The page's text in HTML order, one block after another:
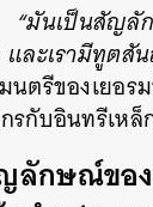
“มันเป็นสัญลั
ละเรามีทูตสั
นตรีของเยอ
รกับอินทรีเหล็
กษณ์ของ